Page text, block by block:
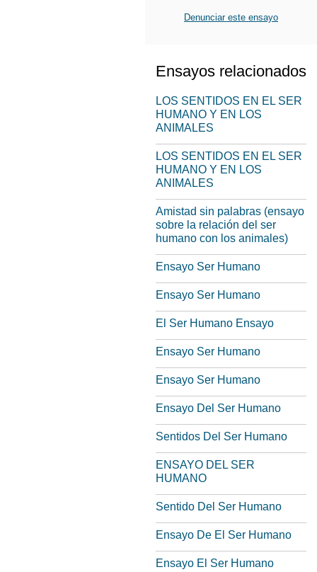
Denunciar este ensayo
Ensayos relacionados
LOS SENTIDOS EN EL SER
HUMANO Y EN LOS
ANIMALES
LOS SENTIDOS EN EL SER
HUMANO Y EN LOS
ANIMALES
Amistad sin palabras (ensayo
sobre la relación del ser
humano con los animales)
Ensayo Ser Humano
Ensayo Ser Humano
El Ser Humano Ensayo
Ensayo Ser Humano
Ensayo Ser Humano
Ensayo Del Ser Humano
Sentidos Del Ser Humano
ENSAYO DEL SER
HUMANO
Sentido Del Ser Humano
Ensayo De El Ser Humano
Ensayo El Ser Humano